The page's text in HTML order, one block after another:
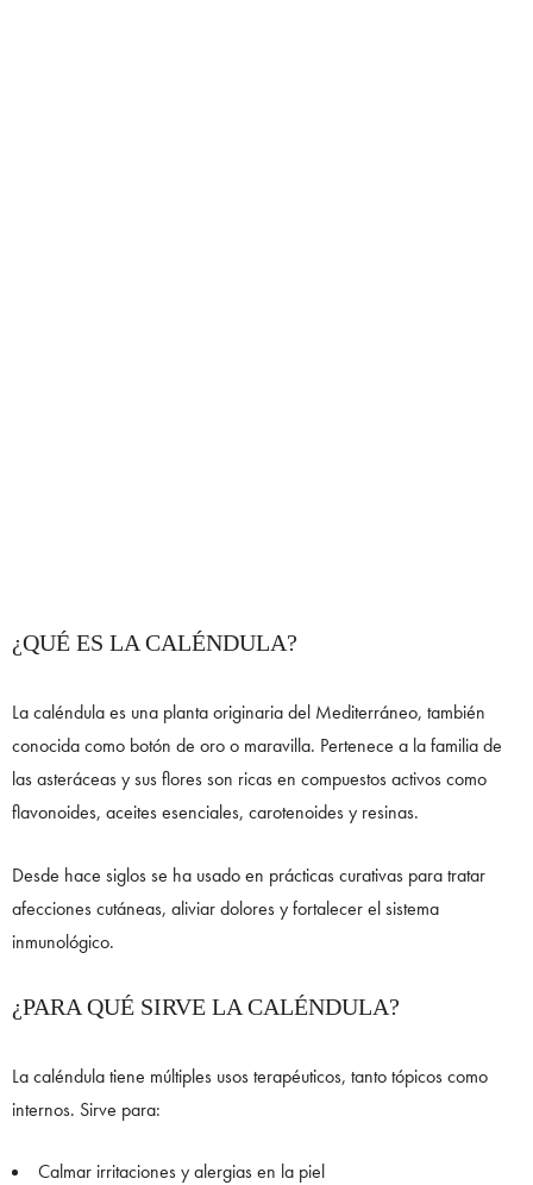
¿QUÉ ES LA CALÉNDULA?
La caléndula es una planta originaria del Mediterráneo, también
conocida como botón de oro o maravilla. Pertenece a la familia de
las asteráceas y sus flores son ricas en compuestos activos como
flavonoides, aceites esenciales, carotenoides y resinas.
Desde hace siglos se ha usado en prácticas curativas para tratar
afecciones cutáneas, aliviar dolores y fortalecer el sistema
inmunológico.
¿PARA QUÉ SIRVE LA CALÉNDULA?
La caléndula tiene múltiples usos terapéuticos, tanto tópicos como
internos. Sirve para:
Calmar irritaciones y alergias en la piel